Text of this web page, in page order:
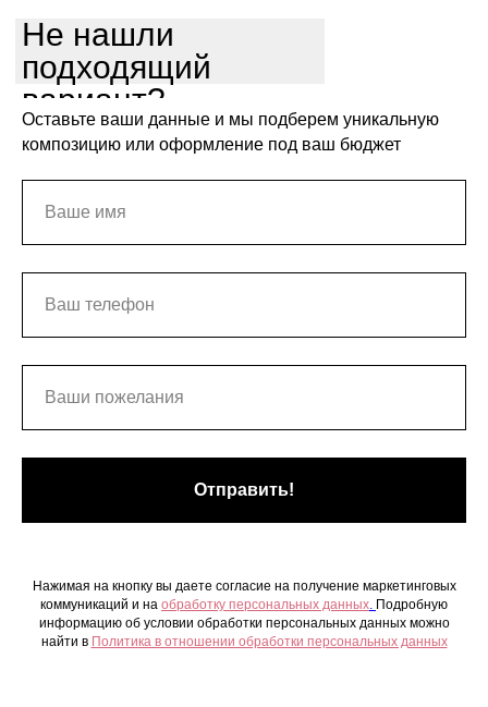
Не нашли
подходящий
вариант?
Оставьте ваши данные и мы подберем уникальную
композицию или оформление под ваш бюджет
Отправить!
Нажимая на кнопку вы даете согласие на получение маркетинговых
коммуникаций и на обработку персональных данных Подробную
информацию об условии обработки персональных данных можно
найти в Политика в отношении обработки персональных данных